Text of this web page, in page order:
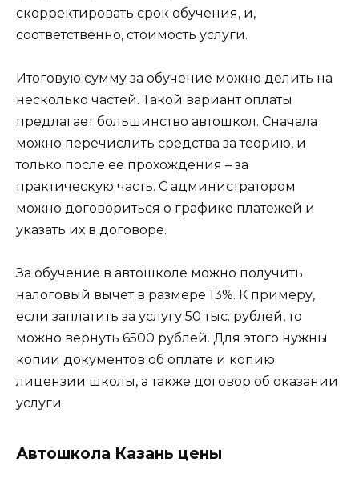
скорректировать срок обучения, и,
соответственно, стоимость услуги.
Итоговую сумму за обучение можно делить на
несколько частей. Такой вариант оплаты
предлагает большинство автошкол. Сначала
можно перечислить средства за теорию, и
только после её прохождения – за
практическую часть. С администратором
можно договориться о графике платежей и
указать их в договоре.
За обучение в автошколе можно получить
налоговый вычет в размере 13%. К примеру,
если заплатить за услугу 50 тыс. рублей, то
можно вернуть 6500 рублей. Для этого нужны
копии документов об оплате и копию
лицензии школы, а также договор об оказании
услуги.
Автошкола Казань цены